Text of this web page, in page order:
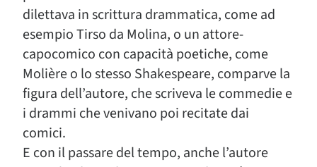
dilettava in scrittura drammatica, come ad
esempio Tirso da Molina, o un attore-
capocomico con capacità poetiche, come
Molière o lo stesso Shakespeare, comparve la
figura dell’autore, che scriveva le commedie e
i drammi che venivano poi recitate dai
comici.
E con il passare del tempo, anche l’autore